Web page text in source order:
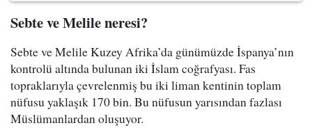
Sebte ve Melile neresi?
Sebte ve Melile Kuzey Afrika’da günümüzde İspanya’nın
kontrolü altında bulunan iki İslam coğrafyası. Fas
topraklarıyla çevrelenmiş bu iki liman kentinin toplam
nüfusu yaklaşık 170 bin. Bu nüfusun yarısından fazlası
Müslümanlardan oluşuyor.